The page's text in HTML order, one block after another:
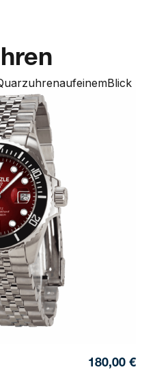
aufeinemBlick
180,00 €